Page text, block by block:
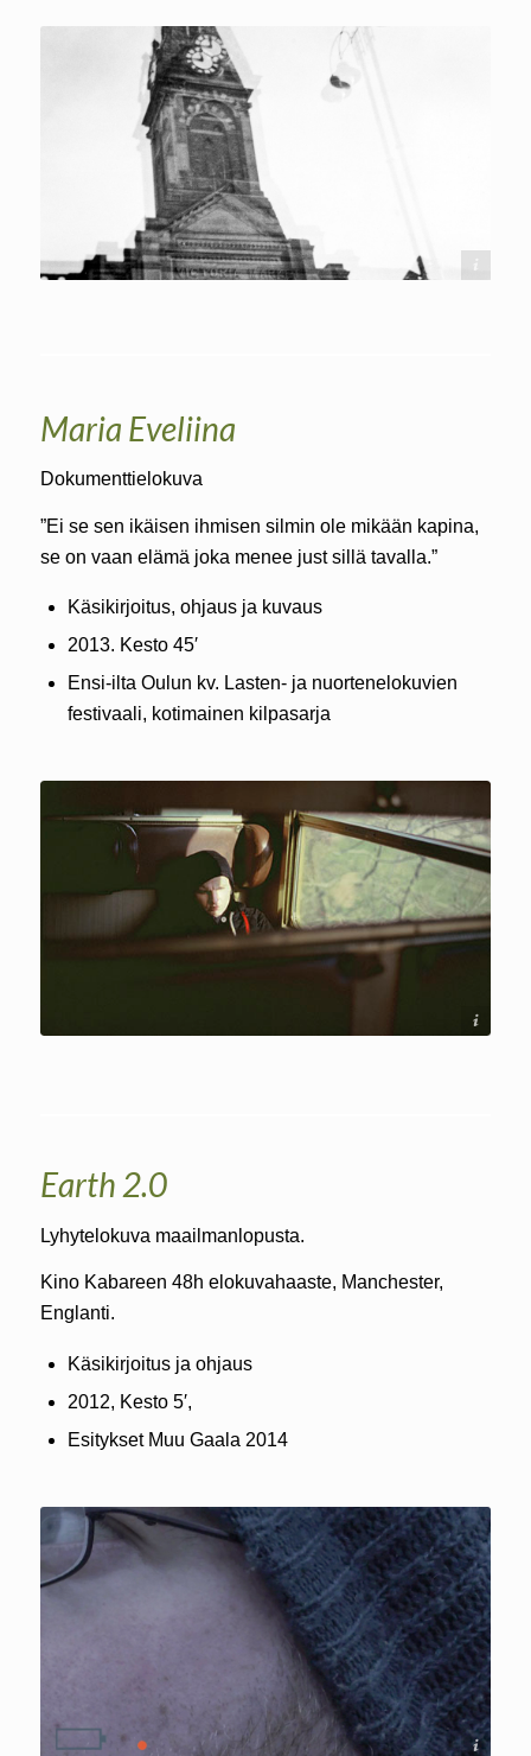
Soile Mottisenkangas
Maria Eveliina
Dokumenttielokuva
”Ei se sen ikäisen ihmisen silmin ole mikään kapina,
se on vaan elämä joka menee just sillä tavalla.”
Käsikirjoitus, ohjaus ja kuvaus
2013. Kesto 45′
Ensi-ilta Oulun kv. Lasten- ja nuortenelokuvien
festivaali, kotimainen kilpasarja
Earth 2.0
Lyhytelokuva maailmanlopusta.
Kino Kabareen 48h elokuvahaaste, Manchester,
Englanti.
Käsikirjoitus ja ohjaus
2012, Kesto 5′,
Esitykset Muu Gaala 2014
Soile Mottisenkangas